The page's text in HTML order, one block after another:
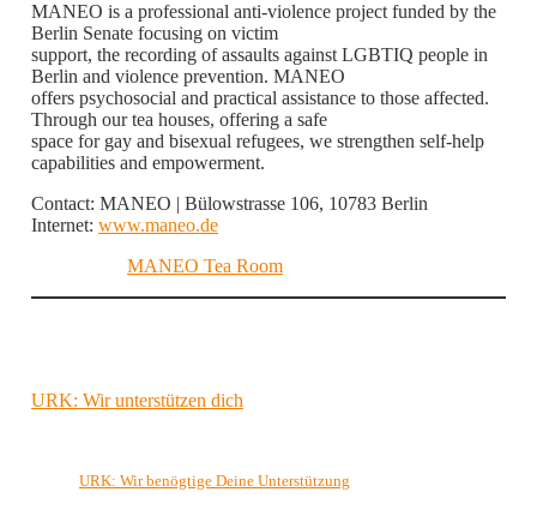
MANEO is a professional anti-violence project funded by the
Berlin Senate focusing on victim
support, the recording of assaults against LGBTIQ people in
Berlin and violence prevention. MANEO
offers psychosocial and practical assistance to those affected.
Through our tea houses, offering a safe
space for gay and bisexual refugees, we strengthen self-help
capabilities and empowerment.
Contact: MANEO | Bülowstrasse 106, 10783 Berlin
Internet: www.maneo.de
MANEO Tea Room
URK: Wir unterstützen dich
URK: Wir benögtige Deine Unterstützung